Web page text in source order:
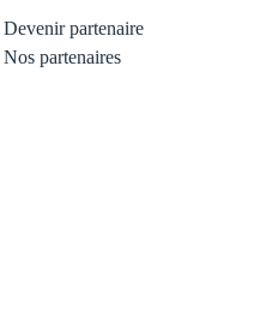
Devenir partenaire
Nos partenaires